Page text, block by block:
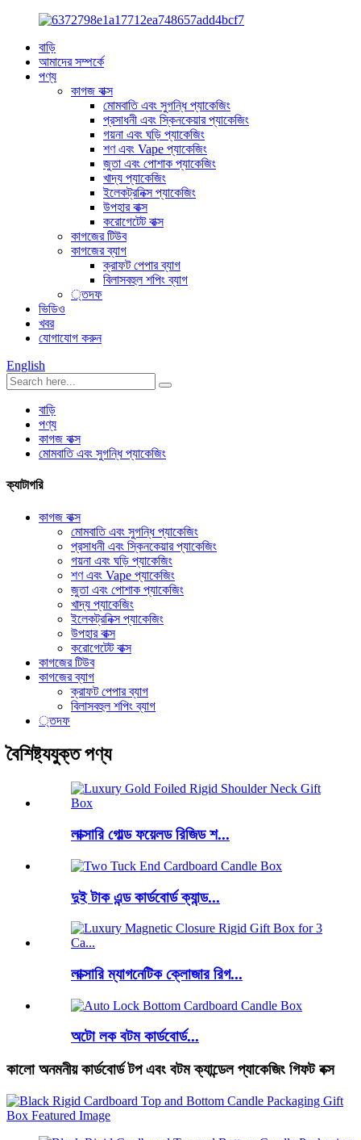
বাড়ি
আমাদের সম্পর্কে
পণ্য
কাগজ বাক্স
মোমবাতি এবং সুগন্ধি প্যাকেজিং
প্রসাধনী এবং স্কিনকেয়ার প্যাকেজিং
গয়না এবং ঘড়ি প্যাকেজিং
শণ এবং Vape প্যাকেজিং
জুতা এবং পোশাক প্যাকেজিং
খাদ্য প্যাকেজিং
ইলেকট্রনিক্স প্যাকেজিং
উপহার বাক্স
করোগেটেট বাক্স
কাগজের টিউব
কাগজের ব্যাগ
ক্রাফট পেপার ব্যাগ
বিলাসবহুল শপিং ব্যাগ
্তদফ
ভিডিও
খবর
যোগাযোগ করুন
English
বাড়ি
পণ্য
কাগজ বাক্স
মোমবাতি এবং সুগন্ধি প্যাকেজিং
ক্যাটাগরি
কাগজ বাক্স
মোমবাতি এবং সুগন্ধি প্যাকেজিং
প্রসাধনী এবং স্কিনকেয়ার প্যাকেজিং
গয়না এবং ঘড়ি প্যাকেজিং
শণ এবং Vape প্যাকেজিং
জুতা এবং পোশাক প্যাকেজিং
খাদ্য প্যাকেজিং
ইলেকট্রনিক্স প্যাকেজিং
উপহার বাক্স
করোগেটেট বাক্স
কাগজের টিউব
কাগজের ব্যাগ
ক্রাফট পেপার ব্যাগ
বিলাসবহুল শপিং ব্যাগ
্তদফ
বৈশিষ্ট্যযুক্ত পণ্য
লাক্সারি গোল্ড ফয়েলড রিজিড শ...
দুই টাক এন্ড কার্ডবোর্ড ক্যান্ড...
লাক্সারি ম্যাগনেটিক ক্লোজার রিগ...
অটো লক বটম কার্ডবোর্ড...
কালো অনমনীয় কার্ডবোর্ড টপ এবং বটম ক্যান্ডেল প্যাকেজিং গিফট বক্স